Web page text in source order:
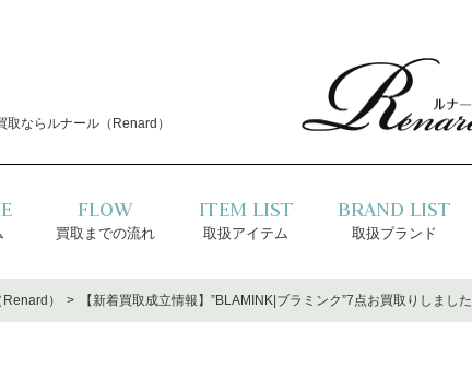
ならルナール（Renard）
FLOW
買取までの流れ
ITEM LIST
取扱アイテム
BRAND LIST
取扱ブランド
） 【新着買取成立情報】”BLAMINK|ブラミンク”7点お買取りしました